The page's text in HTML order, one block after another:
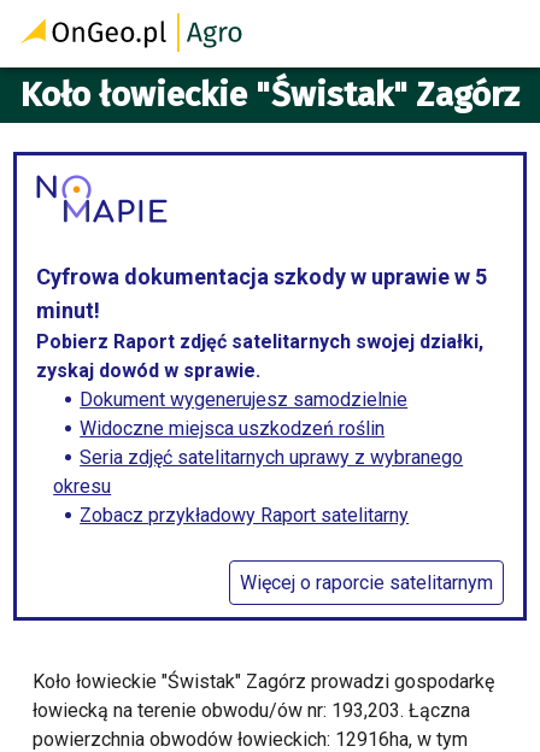
Koło łowieckie "Świstak" Zagórz
Cyfrowa dokumentacja szkody w uprawie w 5
minut!
Pobierz Raport zdjęć satelitarnych swojej działki,
zyskaj dowód w sprawie.
Dokument wygenerujesz samodzielnie
Widoczne miejsca uszkodzeń roślin
Seria zdjęć satelitarnych uprawy z wybranego
okresu
Zobacz przykładowy Raport satelitarny
Więcej o raporcie satelitarnym
Koło łowieckie "Świstak" Zagórz prowadzi gospodarkę
łowiecką na terenie obwodu/ów nr: 193,203. Łączna
powierzchnia obwodów łowieckich: 12916ha, w tym